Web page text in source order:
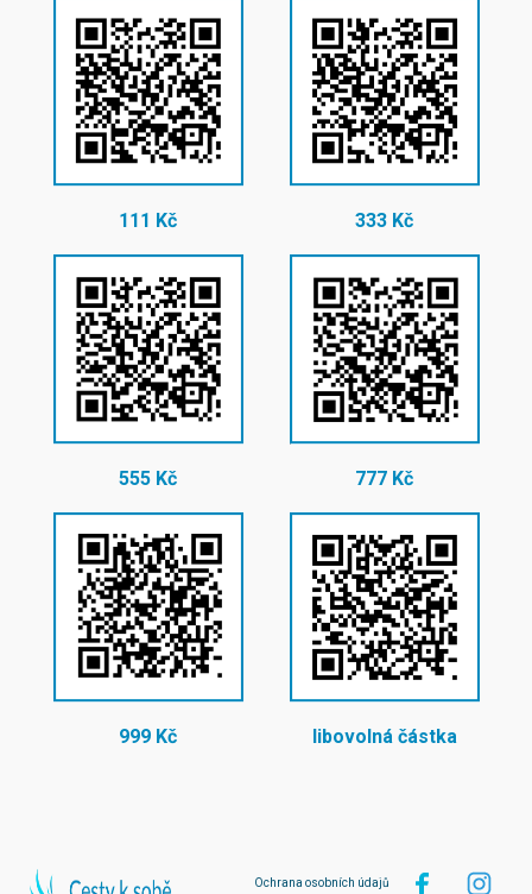
111 Kč 333 Kč
555 Kč 777 Kč
999 Kč libovolná částka
Ochrana osobních údajů